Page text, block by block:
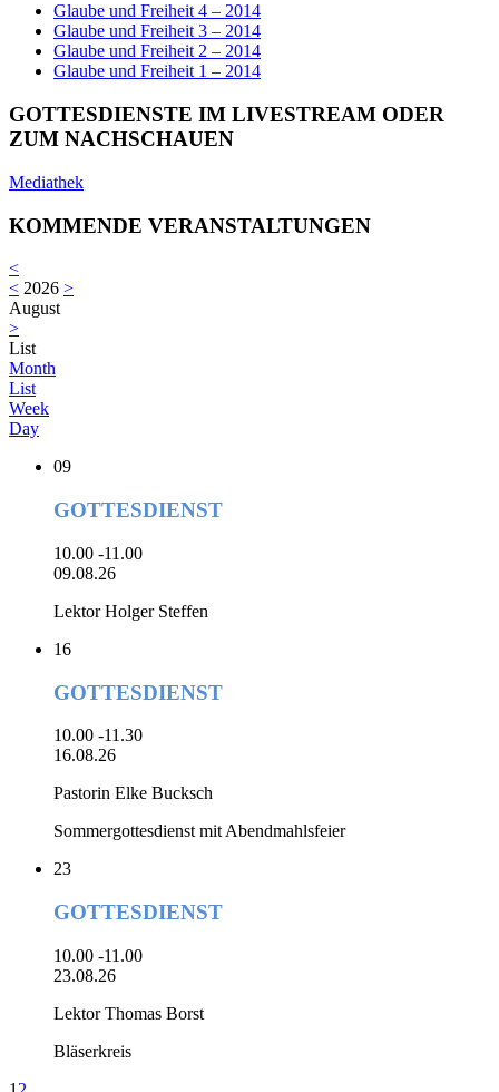
Glaube und Freiheit 4 – 2014
Glaube und Freiheit 3 – 2014
Glaube und Freiheit 2 – 2014
Glaube und Freiheit 1 – 2014
GOTTESDIENSTE IM LIVESTREAM ODER
ZUM NACHSCHAUEN
Mediathek
KOMMENDE VERANSTALTUNGEN
<
< 2026 >
August
>
List
Month
List
Week
Day
09
GOTTESDIENST
10.00 -11.00
09.08.26
Lektor Holger Steffen
16
GOTTESDIENST
10.00 -11.30
16.08.26
Pastorin Elke Bucksch
Sommergottesdienst mit Abendmahlsfeier
23
GOTTESDIENST
10.00 -11.00
23.08.26
Lektor Thomas Borst
Bläserkreis